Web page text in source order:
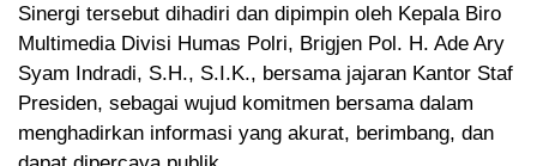
Sinergi tersebut dihadiri dan dipimpin oleh Kepala Biro
Multimedia Divisi Humas Polri, Brigjen Pol. H. Ade Ary
Syam Indradi, S.H., S.I.K., bersama jajaran Kantor Staf
Presiden, sebagai wujud komitmen bersama dalam
menghadirkan informasi yang akurat, berimbang, dan